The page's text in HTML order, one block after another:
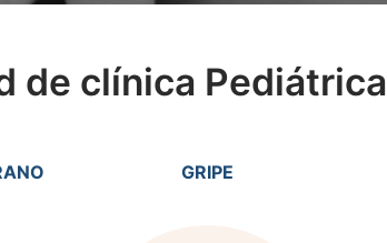
de clínica Pediátrica
GRIPE